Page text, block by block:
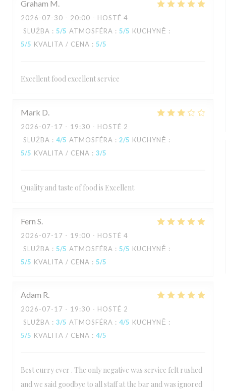
Graham M
2026-07-30 - 20:00 - HOSTÉ 4
SLUŽBA : 5/5 ATMOSFÉRA : 5/5 KUCHYNĚ :
5/5 KVALITA / CENA : 5/5
Excellent food excellent service
Mark D
2026-07-17 - 19:30 - HOSTÉ 2
SLUŽBA : 4/5 ATMOSFÉRA : 2/5 KUCHYNĚ :
5/5 KVALITA / CENA : 3/5
Quality and taste of food is Excellent
Fern S
2026-07-17 - 19:00 - HOSTÉ 4
SLUŽBA : 5/5 ATMOSFÉRA : 5/5 KUCHYNĚ :
5/5 KVALITA / CENA : 5/5
Adam R
2026-07-17 - 19:30 - HOSTÉ 2
SLUŽBA : 3/5 ATMOSFÉRA : 4/5 KUCHYNĚ :
5/5 KVALITA / CENA : 4/5
Best curry ever . The only negative was service felt rushed
and we said goodbye to all staff at the bar and was ignored